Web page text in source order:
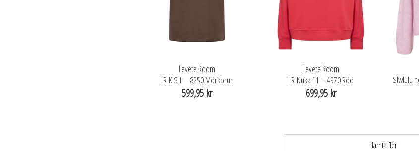
Levete Room
LR-KIS 1 – 8250 Mörkbrun
599,95 kr
Levete Room
LR-Nuka 11 – 4970 Röd
699,95 kr
Slwlulu
Hämta fler